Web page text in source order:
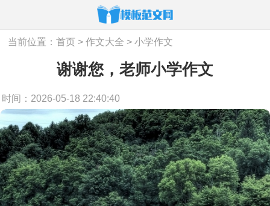
当前位置：首页 >作文大全 >小学作文
谢谢您，老师小学作文
时间：2026-05-18 22:40:40